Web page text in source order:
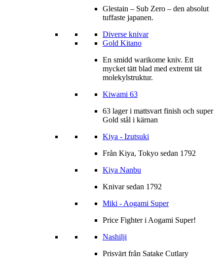
Glestain – Sub Zero – den absolut
tuffaste japanen.
Diverse knivar
Gold Kitano
En smidd warikome kniv. Ett
mycket tätt blad med extremt tät
molekylstruktur.
Kiwami 63
63 lager i mattsvart finish och super
Gold stål i kärnan
Kiya - Izutsuki
Från Kiya, Tokyo sedan 1792
Kiya Nanbu
Knivar sedan 1792
Miki - Aogami Super
Price Fighter i Aogami Super!
Nashilji
Prisvärt från Satake Cutlary